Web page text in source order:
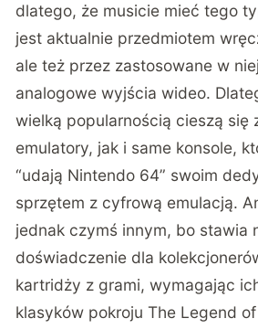
dlatego, że musicie mieć tego
jest aktualnie przedmiotem
ale też przez zastosowane w
analogowe wyjścia wideo.
wielką popularnością cieszą się
emulatory, jak i same konsole,
“udają Nintendo 64” swoim
sprzętem z cyfrową emulacją.
jednak czymś innym, bo stawia
doświadczenie dla
kartridży z grami, wymagając
klasyków pokroju The Legend